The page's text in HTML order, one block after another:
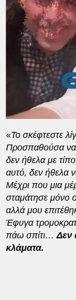
«Το σκέφτεστε
Προσπαθούσα να
δεν ήθελα με
αυτό, δεν ήθελα
Μέχρι που μια
σταμάτησε μόνο
αλλά μου
Έφυγα
πάω σπίτι…Δεν
κλάματα.